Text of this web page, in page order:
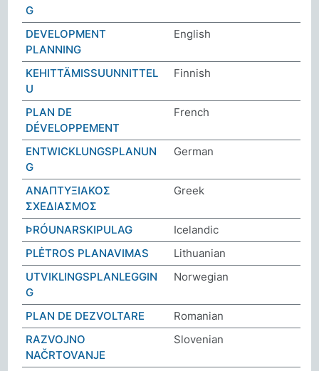
G
DEVELOPMENT
PLANNING
English
KEHITTÄMISSUUNNITTEL
U
Finnish
PLAN DE
DÉVELOPPEMENT
French
ENTWICKLUNGSPLANUN
G
German
ΑΝΑΠΤΥΞΙΑΚΟΣ
ΣΧΕΔΙΑΣΜΟΣ
Greek
ÞRÓUNARSKIPULAG
Icelandic
PLĖTROS PLANAVIMAS
Lithuanian
UTVIKLINGSPLANLEGGIN
G
Norwegian
PLAN DE DEZVOLTARE
Romanian
RAZVOJNO
NAČRTOVANJE
Slovenian